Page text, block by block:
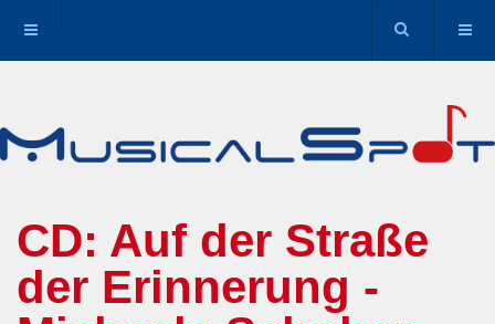
CD: Auf der Straße
der Erinnerung -